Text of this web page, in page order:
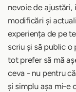
nevoie de ajustări,
modificări și
experiența de pe
scriu și să public
tot prefer să mă
ceva - nu pentru
și simplu așa mi-e